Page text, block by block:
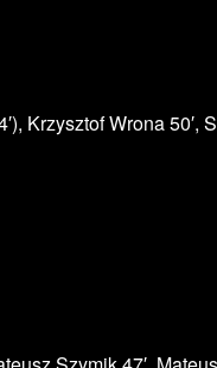
Krzysztof Wrona 50′,